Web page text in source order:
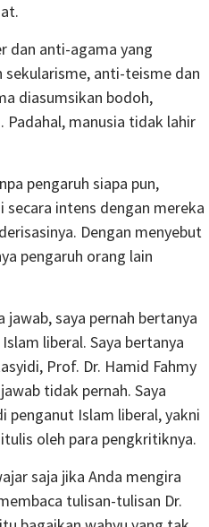
dan anti-agama yang
sekularisme, anti-teisme dan
diasumsikan bodoh,
Padahal, manusia tidak lahir
pengaruh siapa pun,
intens dengan mereka
Dengan menyebut
pengaruh orang lain
saya pernah bertanya
liberal. Saya bertanya
Prof. Dr. Hamid Fahmy
tidak pernah. Saya
penganut Islam liberal, yakni
oleh para pengkritiknya.
saja jika Anda mengira
tulisan-tulisan Dr.